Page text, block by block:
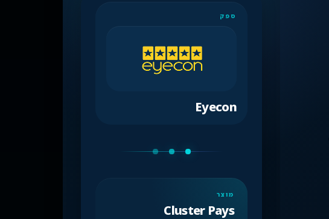
ספק
Eyecon
מוצר
Cluster Pays